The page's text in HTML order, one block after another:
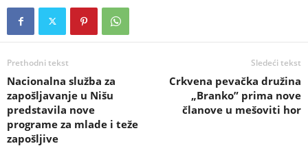
Prethodni tekst
Nacionalna služba za
zapošljavanje u Nišu
predstavila nove
programe za mlade i teže
zapošljive
Sledeći tekst
Crkvena pevačka družina
„Branko” prima nove
članove u mešoviti hor